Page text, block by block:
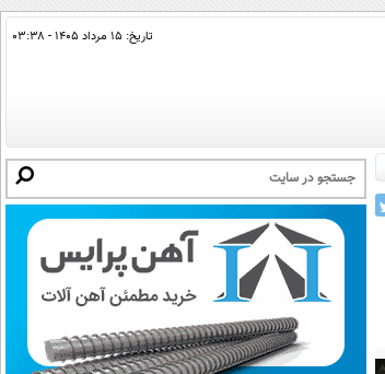
تاریخ: ۱۵ مرداد ۱۴۰۵ - ۰۳:۳۸